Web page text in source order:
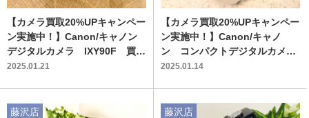
【カメラ買取20%UPキャンペー
ン実施中！】Canon/キャノン
デジタルカメラ IXY90F 買取
入荷しました！！
2025.01.21
【カメラ買取20%UPキャンペー
ン実施中！】Canon/キャノ
ン コンパクトデジタルカメ
ラ DS126849 買取入荷しま
2025.01.14
藤沢店 藤沢店